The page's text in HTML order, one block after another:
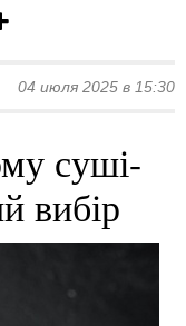
04 июля 2025 в 15:30
суші-
вибір